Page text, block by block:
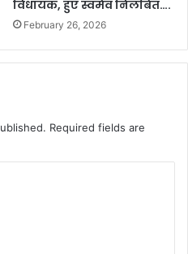
विधायक, हुए स्वमेव निलंबित….
February 26, 2026
Required fields are